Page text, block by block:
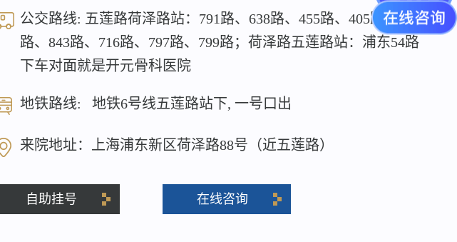
公交路线: 五莲路荷泽路站：791路、638路、455路、405路、815
路、843路、716路、797路、799路；荷泽路五莲路站：浦东54路
下车对面就是开元骨科医院
地铁路线: 地铁6号线五莲路站下, 一号口出
来院地址：上海浦东新区荷泽路88号（近五莲路）
自助挂号 在线咨询